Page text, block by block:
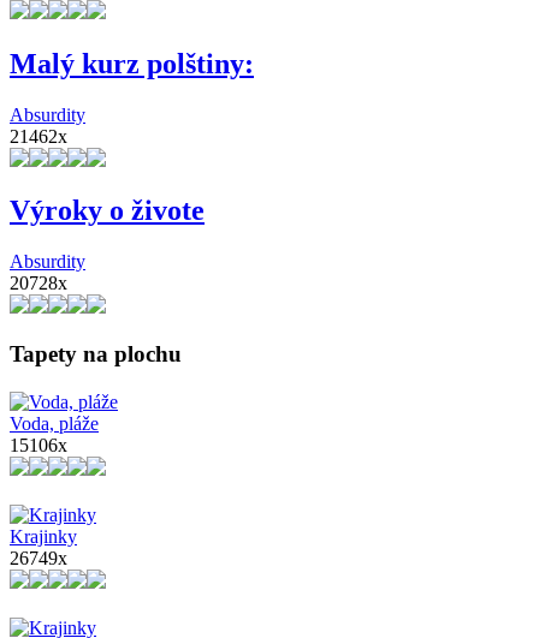
Malý kurz polštiny:
Absurdity
21462x
Výroky o živote
Absurdity
20728x
Tapety na plochu
Voda, pláže
15106x
Krajinky
26749x